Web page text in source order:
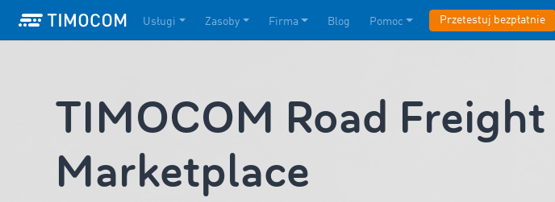
Usługi Zasoby Firma Blog Pomoc Przetestuj bezpłatnie
TIMOCOM Road Freight
Marketplace